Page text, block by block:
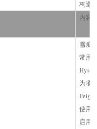
构造
内容
雪崩
常用
为项
Feign
使用
启用/